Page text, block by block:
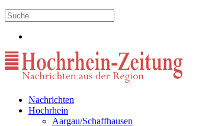
Nachrichten
Hochrhein
Aargau/Schaffhausen